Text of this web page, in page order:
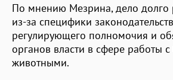
По мнению Мезрина, дело долго
из-за специфики
регулирующего полномочия и
органов власти в сфере работы
животными.